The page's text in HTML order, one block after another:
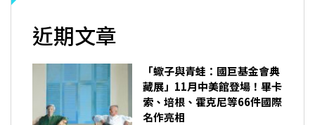
近期文章
「蠍子與青蛙：國巨基金會典
藏展」11月中美館登場！畢卡
索、培根、霍克尼等66件國際
名作亮相